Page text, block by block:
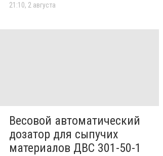
21:10, 2 августа
Весовой автоматический
дозатор для сыпучих
материалов ДВС 301-50-1